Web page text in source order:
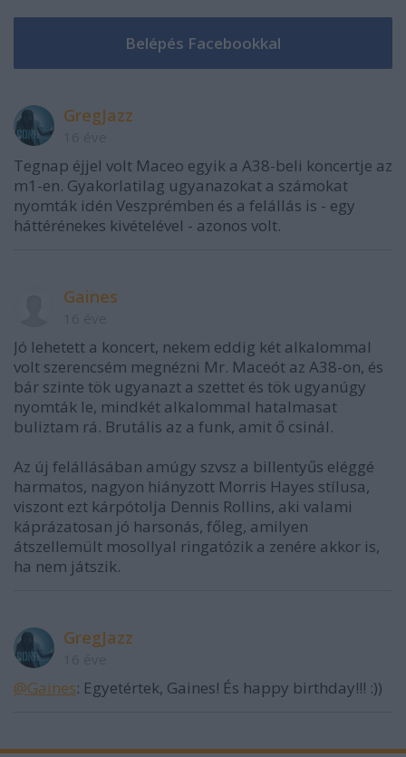
GregJazz
Tegnap éjjel volt Maceo egyik a A38-beli koncertje az
m1-en. Gyakorlatilag ugyanazokat a számokat
nyomták idén Veszprémben és a felállás is - egy
háttérénekes kivételével - azonos volt.
Gaines
Jó lehetett a koncert, nekem eddig két alkalommal
volt szerencsém megnézni Mr. Maceót az A38-on, és
bár szinte tök ugyanazt a szettet és tök ugyanúgy
nyomták le, mindkét alkalommal hatalmasat
buliztam rá. Brutális az a funk, amit ő csinál.
Az új felállásában amúgy szvsz a billentyűs eléggé
harmatos, nagyon hiányzott Morris Hayes stílusa,
viszont ezt kárpótolja Dennis Rollins, aki valami
káprázatosan jó harsonás, főleg, amilyen
átszellemült mosollyal ringatózik a zenére akkor is,
ha nem játszik.
GregJazz
@Gaines: Egyetértek, Gaines! És happy birthday!!! :))